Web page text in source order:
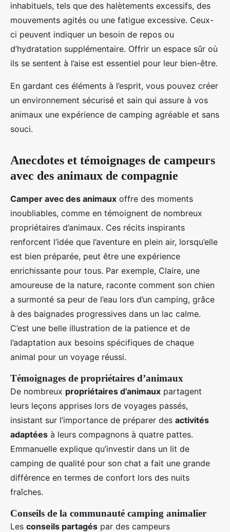
inhabituels, tels que des halètements excessifs, des
mouvements agités ou une fatigue excessive. Ceux-
ci peuvent indiquer un besoin de repos ou
d’hydratation supplémentaire. Offrir un espace sûr où
ils se sentent à l’aise est essentiel pour leur bien-être.
En gardant ces éléments à l’esprit, vous pouvez créer
un environnement sécurisé et sain qui assure à vos
animaux une expérience de camping agréable et sans
souci.
Anecdotes et témoignages de campeurs
avec des animaux de compagnie
Camper avec des animaux offre des moments
inoubliables, comme en témoignent de nombreux
propriétaires d’animaux. Ces récits inspirants
renforcent l’idée que l’aventure en plein air, lorsqu’elle
est bien préparée, peut être une expérience
enrichissante pour tous. Par exemple, Claire, une
amoureuse de la nature, raconte comment son chien
a surmonté sa peur de l’eau lors d’un camping, grâce
à des baignades progressives dans un lac calme.
C’est une belle illustration de la patience et de
l’adaptation aux besoins spécifiques de chaque
animal pour un voyage réussi.
Témoignages de propriétaires d’animaux
De nombreux propriétaires d’animaux partagent
leurs leçons apprises lors de voyages passés,
insistant sur l’importance de préparer des activités
adaptées à leurs compagnons à quatre pattes.
Emmanuelle explique qu’investir dans un lit de
camping de qualité pour son chat a fait une grande
différence en termes de confort lors des nuits
fraîches.
Conseils de la communauté camping animalier
Les conseils partagés par des campeurs